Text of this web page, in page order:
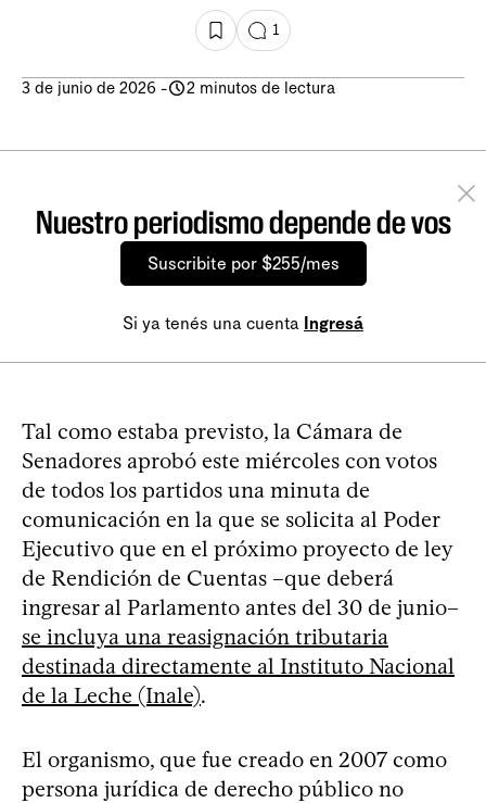
1
3 de junio de 2026 - 2 minutos de lectura
Nuestro periodismo depende de vos
Suscribite por $255/mes
Si ya tenés una cuenta Ingresá
Tal como estaba previsto, la Cámara de
Senadores aprobó este miércoles con votos
de todos los partidos una minuta de
comunicación en la que se solicita al Poder
Ejecutivo que en el próximo proyecto de ley
de Rendición de Cuentas –que deberá
ingresar al Parlamento antes del 30 de junio–
se incluya una reasignación tributaria
destinada directamente al Instituto Nacional
de la Leche (Inale).
El organismo, que fue creado en 2007 como
persona jurídica de derecho público no